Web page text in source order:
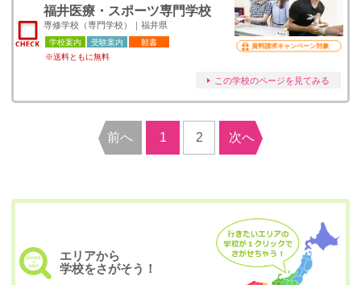
福井医療・スポーツ専門学校
専修学校（専門学校）｜福井県
学校案内 受験案内
願書
※送料ともに無料
資料請求キャンペーン対象
この学校のページを見てみる
前へ 1 2 次へ
エリアから
学校をさがそう！